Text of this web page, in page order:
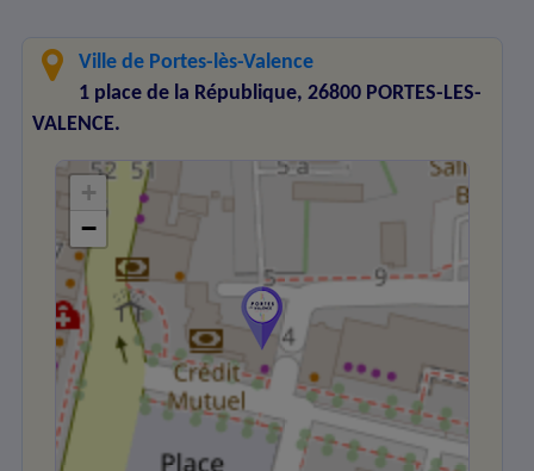
Ville de Portes-lès-Valence
1 place de la République, 26800 PORTES-LES-
VALENCE.
+
−